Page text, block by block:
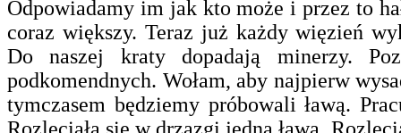
Odpowiadamy im jak kto może i przez to
coraz większy. Teraz już każdy więzień
Do naszej kraty dopadają minerzy.
podkomendnych. Wołam, aby najpierw
tymczasem będziemy próbowali ławą.